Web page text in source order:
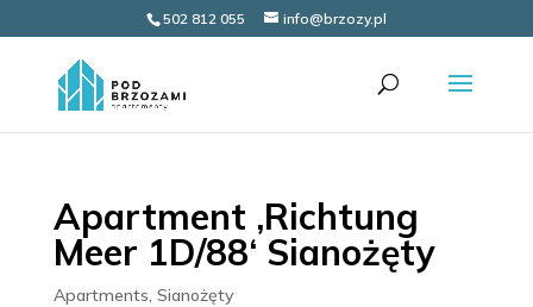
502 812 055 info@brzozy.pl
Apartment ‚Richtung
Meer 1D/88‘ Sianożęty
Apartments, Sianożęty